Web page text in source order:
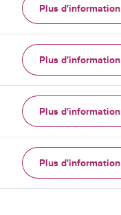
Plus d'information
Plus d'information
Plus d'information
Plus d'information